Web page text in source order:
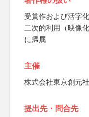
受賞作および活字
二次的利用（映像
に帰属
主催
株式会社東京創元社
提出先・問合先